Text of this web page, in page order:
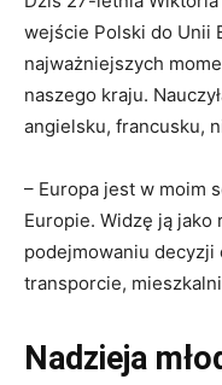
wejście Polski do Unii
najważniejszych
naszego kraju.
angielsku, francusku,
– Europa jest w moim
Europie. Widzę ją
podejmowaniu decyzji
transporcie,
Nadzieja